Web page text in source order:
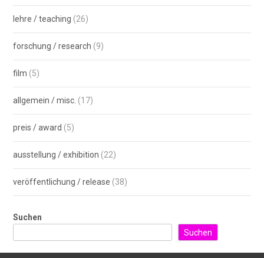
lehre / teaching (26)
forschung / research (9)
film (5)
allgemein / misc. (17)
preis / award (5)
ausstellung / exhibition (22)
veröffentlichung / release (38)
Suchen
Suchen